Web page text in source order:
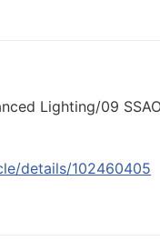
Lighting/09
details/102460405